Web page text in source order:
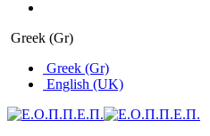
Greek (Gr)
Greek (Gr)
English (UK)